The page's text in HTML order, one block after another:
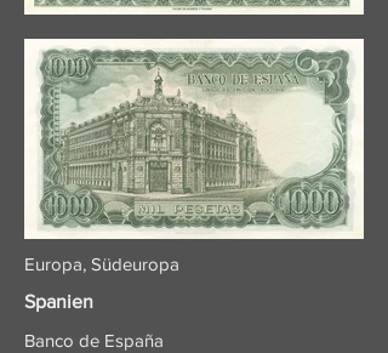
Europa, Südeuropa
Spanien
Banco de España